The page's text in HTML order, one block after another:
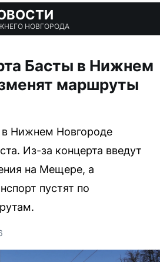
НОВГОРОДА
Басты в Нижнем
маршруты
Нижнем Новгороде
Из-за концерта введут
на Мещере, а
пустят по